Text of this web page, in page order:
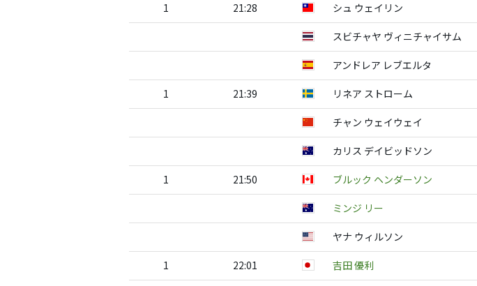
1 21:28 シュ ウェイリン
スビチャヤ ヴィニチャイサム
アンドレア レブエルタ
1 21:39 リネア ストローム
チャン ウェイウェイ
カリス デイビッドソン
1 21:50 ブルック ヘンダーソン
ミンジ リー
ヤナ ウィルソン
1 22:01 吉田 優利